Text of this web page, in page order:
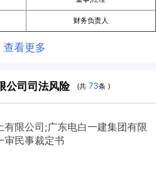
财务负责人
查看更多
公司司法风险 (共73条 )
有限公司;广东电白一建集团有限
审民事裁定书